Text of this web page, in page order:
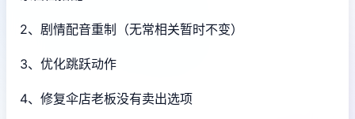
2、剧情配音重制（无常相关暂时不变）
3、优化跳跃动作
4、修复伞店老板没有卖出选项